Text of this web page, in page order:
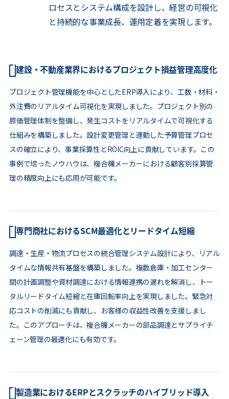
ロセスとシステム構成を設計し、経営の可視化
と持続的な事業成長、運用定着を実現します。
建設・不動産業界におけるプロジェクト損益管理高度化
プロジェクト管理機能を中心としたERP導入により、工数・材料・
外注費のリアルタイム可視化を実現しました。プロジェクト別の
原価管理体制を整備し、発生コストをリアルタイムで可視化する
仕組みを構築しました。設計変更管理と連動した予算管理プロセ
スの確立により、事業採算性とROIC向上に貢献しています。この
事例で培ったノウハウは、複合機メーカーにおける顧客別採算管
理の精度向上にも応用が可能です。
専門商社におけるSCM最適化とリードタイム短縮
調達・生産・物流プロセスの統合管理システム設計により、リアル
タイムな情報共有基盤を構築しました。複数倉庫・加工センター
間の計画調整や資材調達における情報連携の遅れを解消し、トー
タルリードタイム短縮と在庫回転率向上を実現しました。緊急対
応コストの削減にも貢献し、お客様の収益性改善を支援しまし
た。このアプローチは、複合機メーカーの部品調達とサプライチ
ェーン管理の最適化にも有効です。
製造業におけるERPとスクラッチのハイブリッド導入